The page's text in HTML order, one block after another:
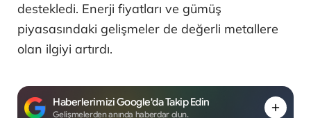
destekledi. Enerji fiyatları ve gümüş
piyasasındaki gelişmeler de değerli metallere
olan ilgiyi artırdı.
Haberlerimizi Google'da Takip Edin
Gelişmelerden anında haberdar olun.